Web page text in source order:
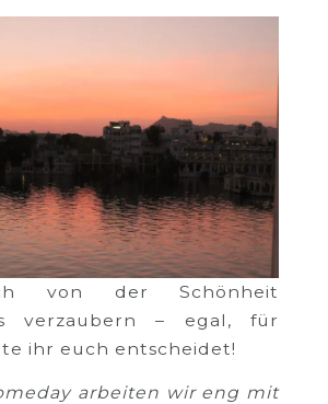
von der Schönheit
verzaubern – egal, für
ihr euch entscheidet!
arbeiten wir eng mit